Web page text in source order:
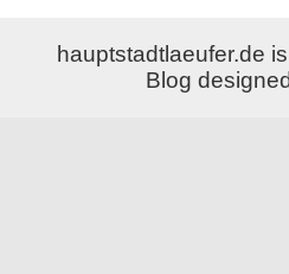
hauptstadtlaeufer.de
Blog